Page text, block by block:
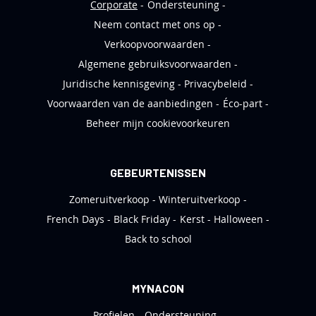
Corporate
Ondersteuning
Neem contact met ons op
Verkoopvoorwaarden
Algemene gebruiksvoorwaarden
Juridische kennisgeving
Privacybeleid
Voorwaarden van de aanbiedingen
Éco-part
Beheer mijn cookievoorkeuren
GEBEURTENISSEN
Zomeruitverkoop
Winteruitverkoop
French Days
Black Friday Kerst
Halloween
Back to school
MYNACON